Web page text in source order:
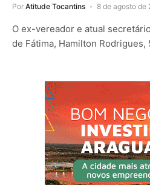
Por Atitude Tocantins 8 de agosto de
O ex-vereador e atual
de Fátima, Hamilton Rodrigues,